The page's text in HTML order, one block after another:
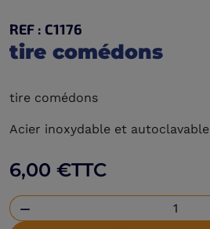
REF : C1176
tire comédons
tire comédons
Acier inoxydable et autoclavable
6,00 €TTC
